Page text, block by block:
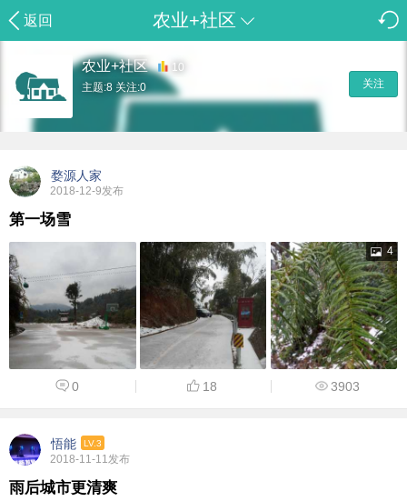
返回 农业+社区
农业+社区
10
主题:8 关注:0
关注
婺源人家
2018-12-9发布
第一场雪
4
0 18 3903
悟能 LV.3
2018-11-11发布
雨后城市更清爽